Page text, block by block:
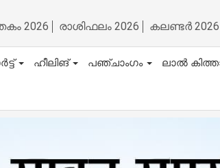
2026 രാശിഫലം 2026 കലണ്ടർ 2026
ഹീലിങ് പഞ്ചാംഗം ലാൽ